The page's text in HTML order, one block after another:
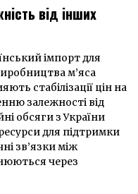
від інших
імпорт для
м’яса
стабілізації цін на
залежності від
обсяги з України
для підтримки
зв’язки між
через